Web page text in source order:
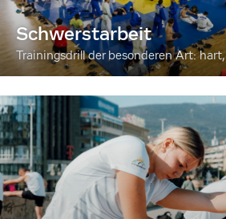
Schwerstarbeit
Trainingsdrill der besonderen Art: